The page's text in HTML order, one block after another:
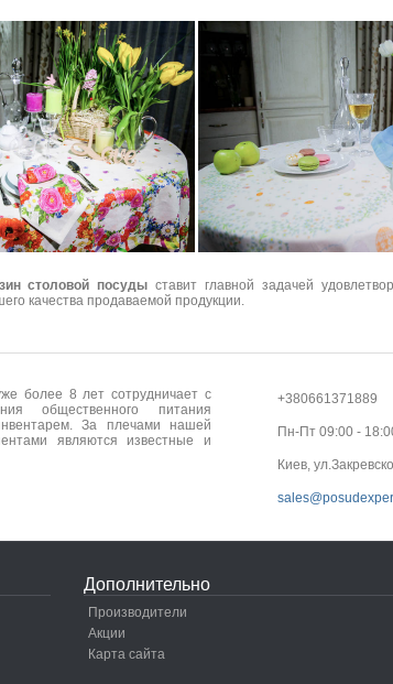
столовой посуды ставит главной задачей
качества продаваемой продукции.
более 8 лет сотрудничает с
общественного питания
За плечами нашей
являются известные и
+380661371889
Пн-Пт 09:00 -
Киев,
Дополнительно
Производители
Акции
Карта сайта